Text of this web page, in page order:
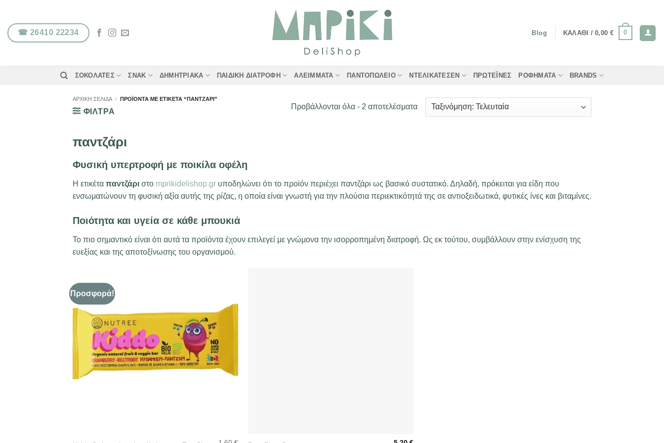
περιεχόμενο
☎ 26410 22234 Blog ΚΑΛΆΘΙ /0,00 € 0
ΣΟΚΟΛΆΤΕΣ ΣΝΑΚ ΔΗΜΗΤΡΙΑΚΆ ΠΑΙΔΙΚΉ ΔΙΑΤΡΟΦΉ ΑΛΕΊΜΜΑΤΑ ΠΑΝΤΟΠΩΛΕΊΟ ΝΤΕΛΙΚΑΤΈΣΕΝ ΠΡΩΤΕΪ́ΝΕΣ ΡΟΦΉΜΑΤΑ BRANDS
ΑΡΧΙΚΉ ΣΕΛΊΔΑ / ΠΡΟΪΌΝΤΑ ΜΕ ΕΤΙΚΈΤΑ “ΠΑΝΤΖΆΡΙ”
ΦΙΛΤΡΑ
Προβάλλονται όλα - 2 αποτελέσματαSorted
παντζάρι
Φυσική υπερτροφή με ποικίλα οφέλη
Η ετικέτα παντζάρι στο mprikidelishop.gr υποδηλώνει ότι το προϊόν περιέχει παντζάρι ως βασικό συστατικό. Δηλαδή, πρόκειται για είδη που
ενσωματώνουν τη φυσική αξία αυτής της ρίζας, η οποία είναι γνωστή για την πλούσια περιεκτικότητά της σε αντιοξειδωτικά, φυτικές ίνες και βιταμίνες.
Ποιότητα και υγεία σε κάθε μπουκιά
Το πιο σημαντικό είναι ότι αυτά τα προϊόντα έχουν επιλεγεί με γνώμονα την ισορροπημένη διατροφή. Ως εκ τούτου, συμβάλλουν στην ενίσχυση της
ευεξίας και της αποτοξίνωσης του οργανισμού.
Προσφορά!